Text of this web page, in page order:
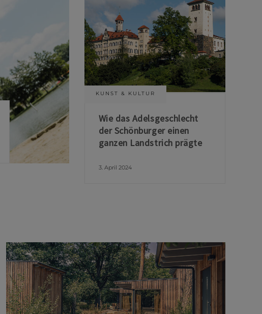
KUNST & KULTUR
Wie das Adelsgeschlecht
der Schönburger einen
ganzen Landstrich prägte
3. April 2024